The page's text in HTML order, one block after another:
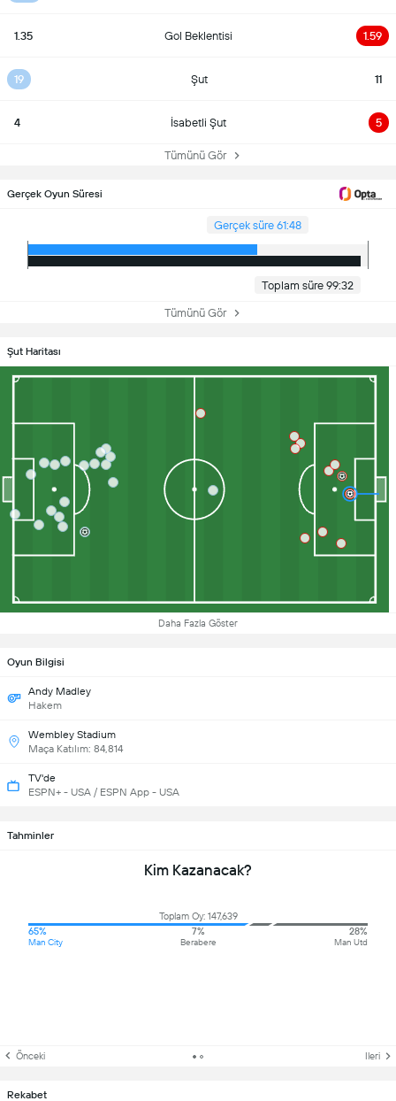
1.35 Gol Beklentisi 1.59
19 Şut 11
4 İsabetli Şut 5
Tümünü Gör
Gerçek Oyun Süresi
Gerçek süre 61:48
Toplam süre 99:32
Tümünü Gör
Şut Haritası
Daha Fazla Göster
Oyun Bilgisi
Andy Madley
Hakem
Wembley Stadium
Maça Katılım: 84,814
TV'de
ESPN+ - USA / ESPN App - USA
Tahminler
Kim Kazanacak?
Toplam Oy: 147,639
65%
Man City
7%
Berabere
28%
Man Utd
Önceki Ileri
Rekabet